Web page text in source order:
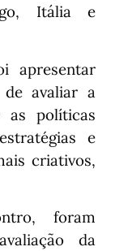
Itália e
apresentar
avaliar a
as políticas
e
criativos,
foram
da